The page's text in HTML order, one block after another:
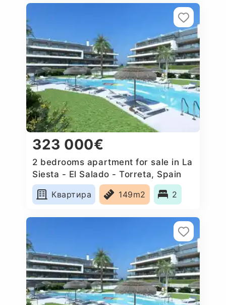
323 000€
2 bedrooms apartment for sale in La
Siesta - El Salado - Torreta, Spain
Квартира
149m2 2